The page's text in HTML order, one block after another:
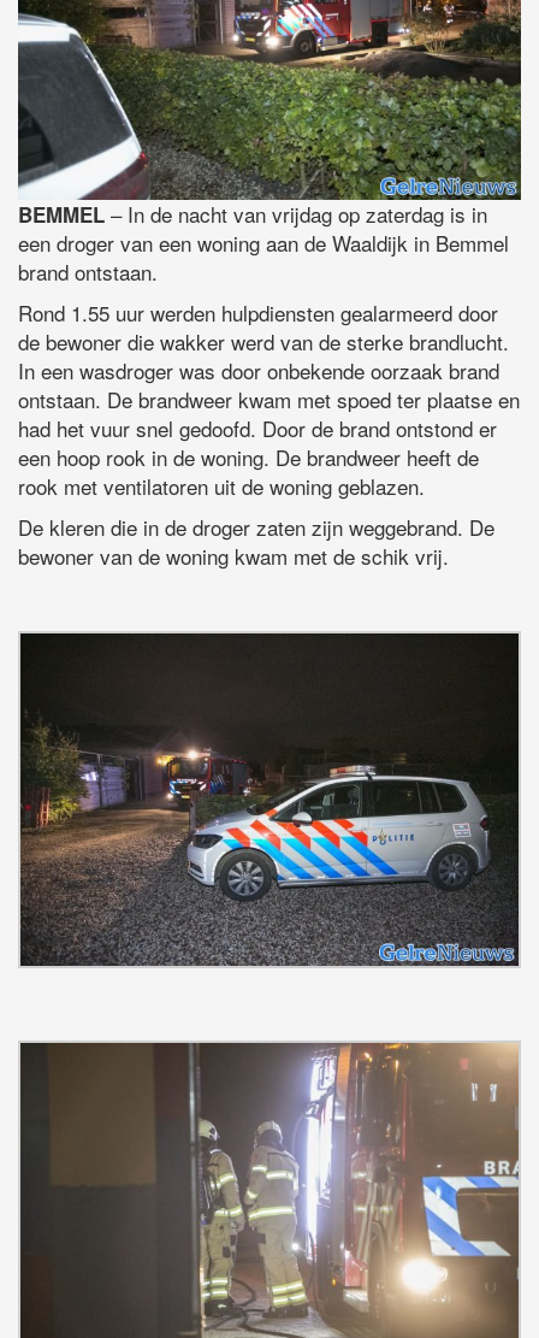
BEMMEL – In de nacht van vrijdag op zaterdag is in
een droger van een woning aan de Waaldijk in Bemmel
brand ontstaan.
Rond 1.55 uur werden hulpdiensten gealarmeerd door
de bewoner die wakker werd van de sterke brandlucht.
In een wasdroger was door onbekende oorzaak brand
ontstaan. De brandweer kwam met spoed ter plaatse en
had het vuur snel gedoofd. Door de brand ontstond er
een hoop rook in de woning. De brandweer heeft de
rook met ventilatoren uit de woning geblazen.
De kleren die in de droger zaten zijn weggebrand. De
bewoner van de woning kwam met de schik vrij.